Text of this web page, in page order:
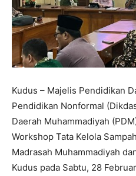
Kudus – Majelis Pendidikan
Pendidikan Nonformal
Daerah Muhammadiyah
Workshop Tata Kelola
Madrasah Muhammadiyah
Kudus pada Sabtu, 28